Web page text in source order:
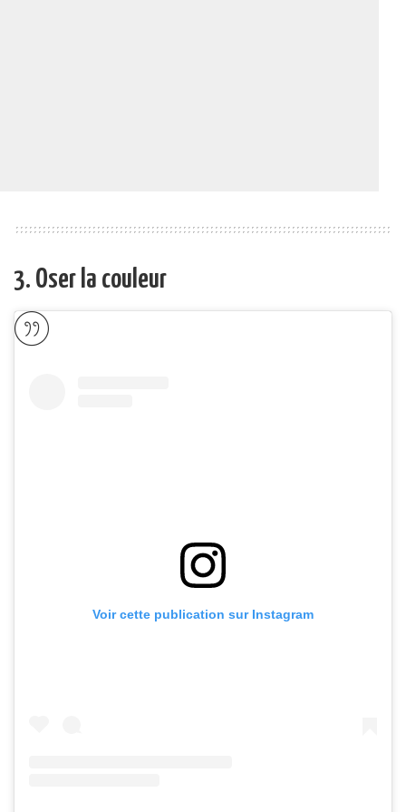
3. Oser la couleur
Voir cette publication sur Instagram